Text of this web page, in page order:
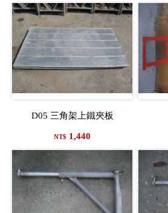
D05 三角架上鐵夾板
NT$ 1,440